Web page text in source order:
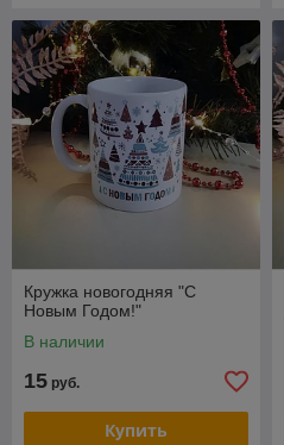
Кружка новогодняя "С
Новым Годом!"
В наличии
15 руб.
Купить